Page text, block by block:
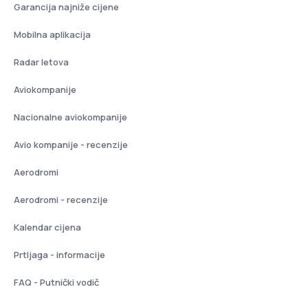
Garancija najniže cijene
Mobilna aplikacija
Radar letova
Aviokompanije
Nacionalne aviokompanije
Avio kompanije - recenzije
Aerodromi
Aerodromi - recenzije
Kalendar cijena
Prtljaga - informacije
FAQ - Putnički vodič